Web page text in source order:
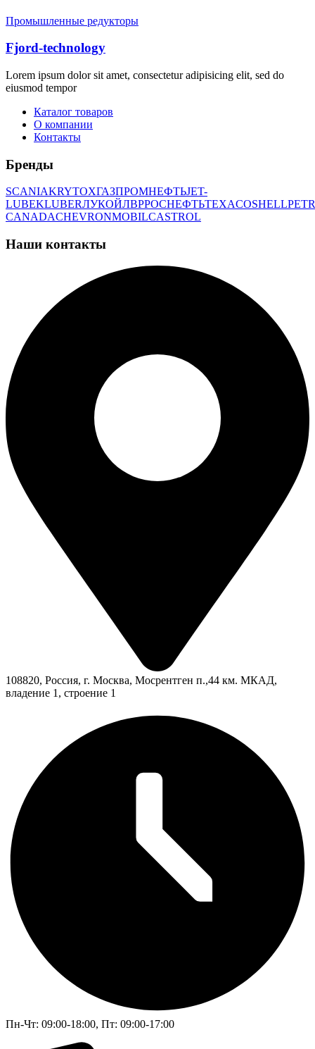
Промышленные редукторы
Fjord-technology
Lorem ipsum dolor sit amet, consectetur adipisicing elit, sed do
eiusmod tempor
Каталог товаров
О компании
Контакты
Бренды
SCANIAKRYTOXГАЗПРОМНЕФТЬJET-
LUBEKLUBERЛУКОЙЛBPРОСНЕФТЬTEXACOSHELL
CANADACHEVRONMOBILCASTROL
Наши контакты
108820, Россия, г. Москва, Мосрентген п.,44 км. МКАД,
владение 1, строение 1
Пн-Чт: 09:00-18:00, Пт: 09:00-17:00